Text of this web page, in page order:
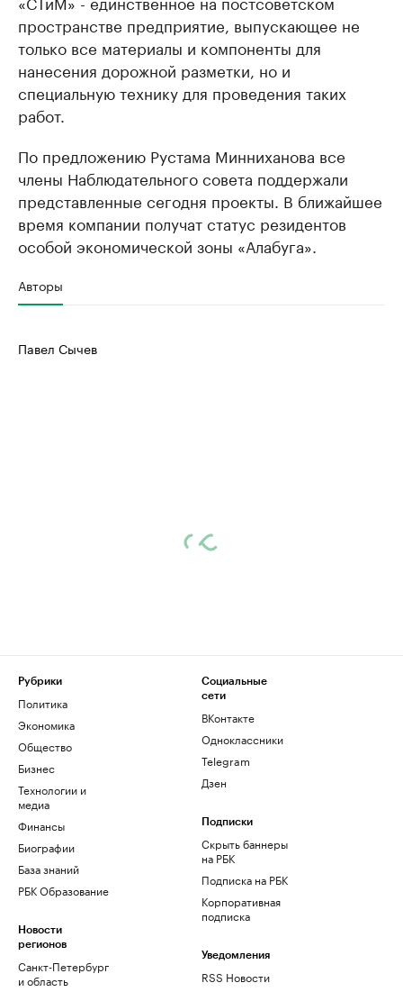
пространстве предприятие, выпускающее не
только все материалы и компоненты для
нанесения дорожной разметки, но и
специальную технику для проведения таких
работ.
По предложению Рустама Минниханова все
члены Наблюдательного совета поддержали
представленные сегодня проекты. В ближайшее
время компании получат статус резидентов
особой экономической зоны «Алабуга».
Авторы
Павел Сычев
Рубрики
Политика
Экономика
Общество
Бизнес
Технологии и
медиа
Финансы
Биографии
База знаний
РБК Образование
Новости
регионов
Санкт-Петербург
и область
Социальные
сети
ВКонтакте
Одноклассники
Telegram
Дзен
Подписки
Скрыть баннеры
на РБК
Подписка на РБК
Корпоративная
подписка
Уведомления
RSS Новости